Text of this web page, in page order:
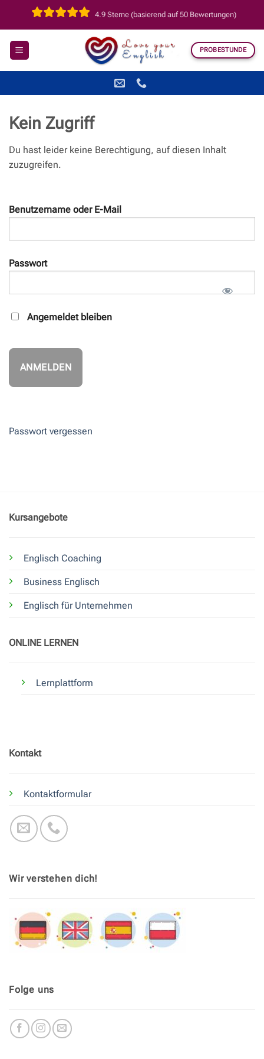
4.9 Sterne (basierend auf 50 Bewertungen)
PROBESTUNDE
Kein Zugriff
Du hast leider keine Berechtigung, auf diesen Inhalt
zuzugreifen.
Benutzername oder E-Mail
Passwort
Angemeldet bleiben
Passwort vergessen
Kursangebote
Englisch Coaching
Business Englisch
Englisch für Unternehmen
ONLINE LERNEN
Lernplattform
Kontakt
Kontaktformular
Wir verstehen dich!
Folge uns